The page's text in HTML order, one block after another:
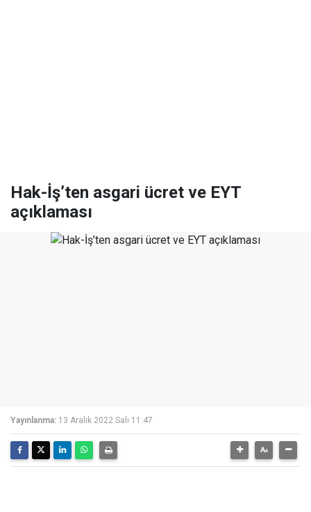
Hak-İş’ten asgari ücret ve EYT
açıklaması
Yayınlanma: 13 Aralık 2022 Salı 11:47